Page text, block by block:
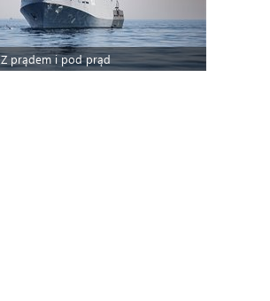
Z prądem i pod prąd